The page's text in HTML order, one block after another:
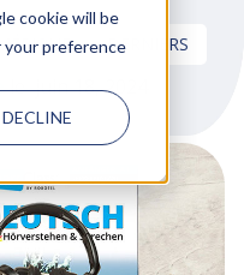
cookie will be
your preference
DECLINE
DERNIERS
le juin 18, 2024